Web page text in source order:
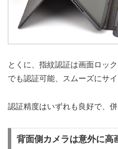
とくに、指紋認証は画面ロッ
でも認証可能、スムーズにサイ
認証精度はいずれも良好で、併
背面側カメラは意外に高